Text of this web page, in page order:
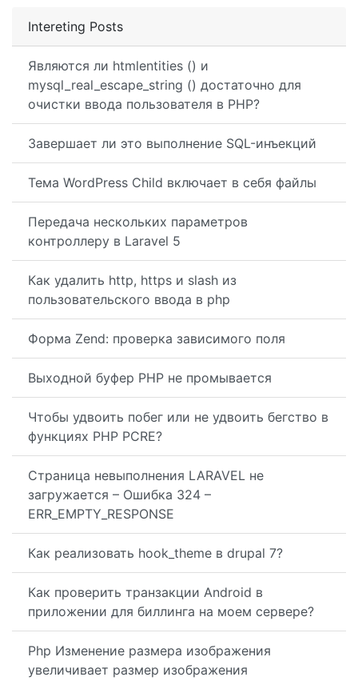
Intereting Posts
Являются ли htmlentities () и
mysql_real_escape_string () достаточно для
очистки ввода пользователя в PHP?
Завершает ли это выполнение SQL-инъекций
Тема WordPress Child включает в себя файлы
Передача нескольких параметров
контроллеру в Laravel 5
Как удалить http, https и slash из
пользовательского ввода в php
Форма Zend: проверка зависимого поля
Выходной буфер PHP не промывается
Чтобы удвоить побег или не удвоить бегство в
функциях PHP PCRE?
Страница невыполнения LARAVEL не
загружается – Ошибка 324 –
ERR_EMPTY_RESPONSE
Как реализовать hook_theme в drupal 7?
Как проверить транзакции Android в
приложении для биллинга на моем сервере?
Php Изменение размера изображения
увеличивает размер изображения